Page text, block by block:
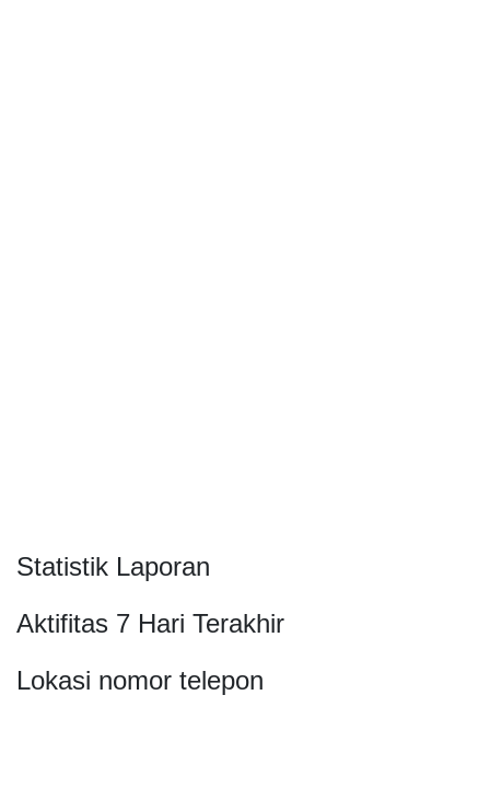
Statistik Laporan
Aktifitas 7 Hari Terakhir
Lokasi nomor telepon